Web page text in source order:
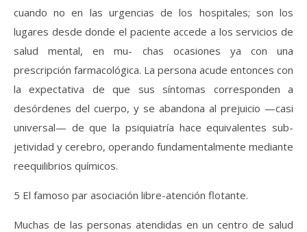
cuando no en las urgencias de los hospitales; son los
lugares desde donde el paciente accede a los servicios de
salud mental, en mu- chas ocasiones ya con una
prescripción farmacológica. La persona acude entonces con
la expectativa de que sus síntomas corresponden a
desórdenes del cuerpo, y se abandona al prejuicio —casi
universal— de que la psiquiatría hace equivalentes sub-
jetividad y cerebro, operando fundamentalmente mediante
reequilibrios químicos.
5 El famoso par asociación libre-atención flotante.
Muchas de las personas atendidas en un centro de salud